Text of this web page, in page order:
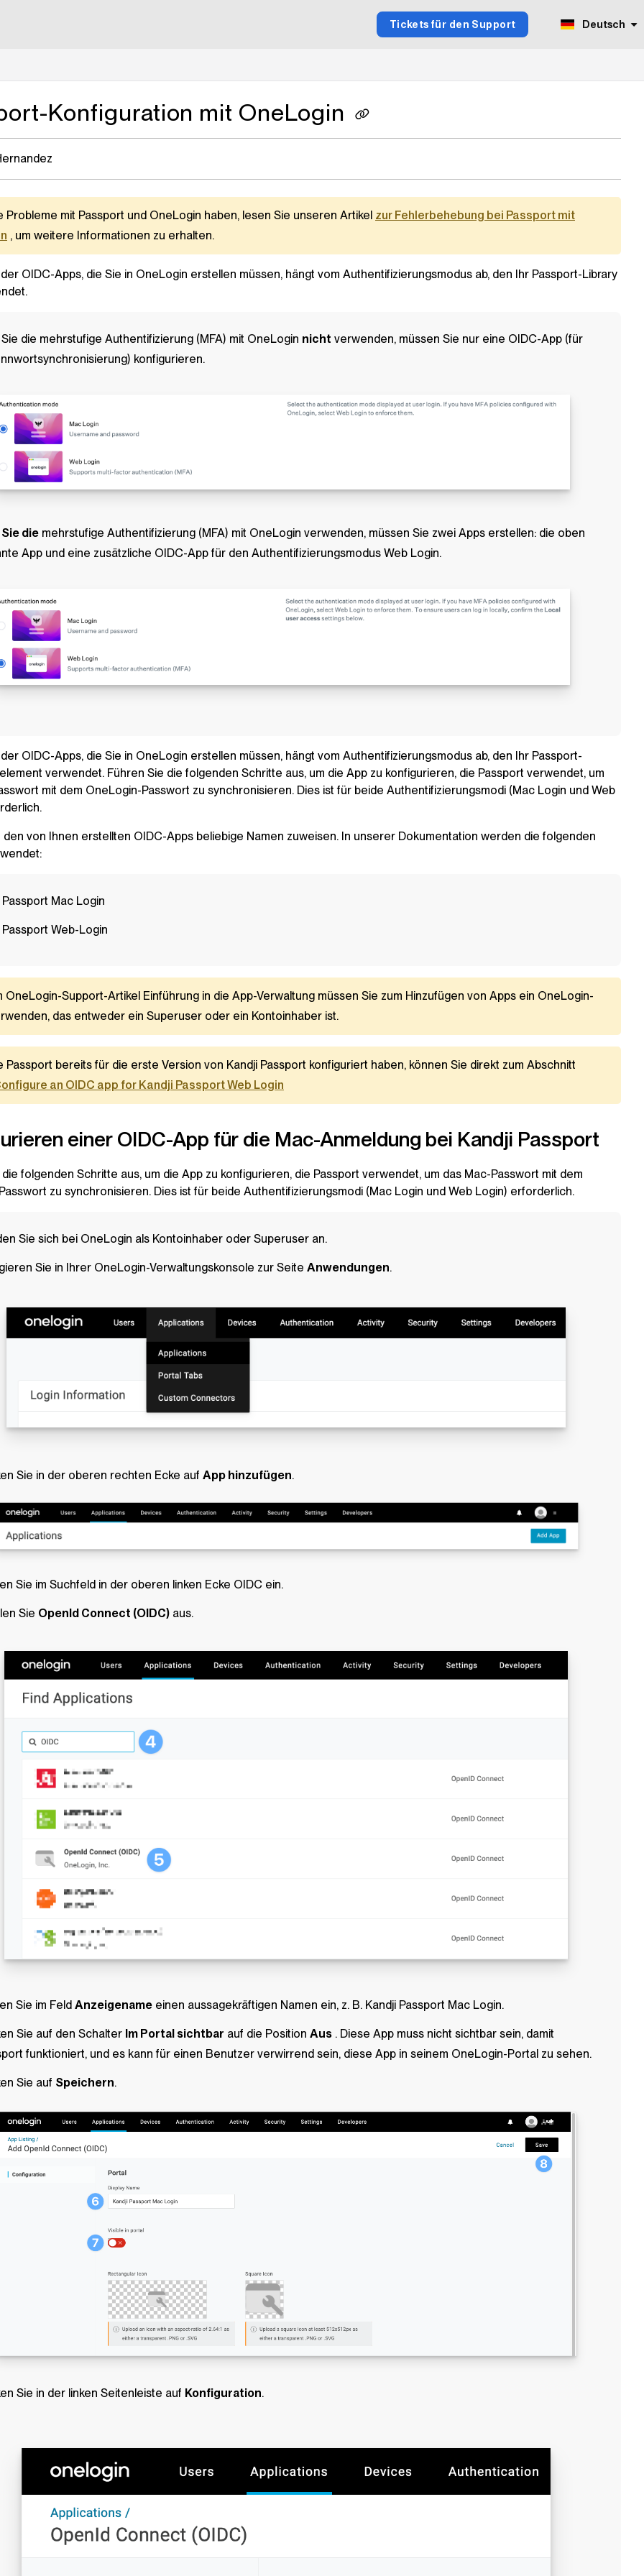
Tickets für den Support Deutsch
Konfiguration mit OneLogin
Probleme mit Passport und OneLogin haben, lesen Sie unseren Artikel zur Fehlerbehebung bei Passport mit
, um weitere Informationen zu erhalten.
OIDC-Apps, die Sie in OneLogin erstellen müssen, hängt vom Authentifizierungsmodus ab, den Ihr Passport-Library
die mehrstufige Authentifizierung (MFA) mit OneLogin nicht verwenden, müssen Sie nur eine OIDC-App (für
konfigurieren.
Sie die mehrstufige Authentifizierung (MFA) mit OneLogin verwenden, müssen Sie zwei Apps erstellen: die oben
App und eine zusätzliche OIDC-App für den Authentifizierungsmodus Web Login.
OIDC-Apps, die Sie in OneLogin erstellen müssen, hängt vom Authentifizierungsmodus ab, den Ihr Passport-
verwendet. Führen Sie die folgenden Schritte aus, um die App zu konfigurieren, die Passport verwendet, um
mit dem OneLogin-Passwort zu synchronisieren. Dies ist für beide Authentifizierungsmodi (Mac Login und Web
den von Ihnen erstellten OIDC-Apps beliebige Namen zuweisen. In unserer Dokumentation werden die folgenden
Passport Mac Login
Passport Web-Login
OneLogin-Support-Artikel Einführung in die App-Verwaltung müssen Sie zum Hinzufügen von Apps ein OneLogin-
das entweder ein Superuser oder ein Kontoinhaber ist.
Passport bereits für die erste Version von Kandji Passport konfiguriert haben, können Sie direkt zum Abschnitt
an OIDC app for Kandji Passport Web Login
einer OIDC-App für die Mac-Anmeldung bei Kandji Passport
folgenden Schritte aus, um die App zu konfigurieren, die Passport verwendet, um das Mac-Passwort mit dem
zu synchronisieren. Dies ist für beide Authentifizierungsmodi (Mac Login und Web Login) erforderlich.
Sie sich bei OneLogin als Kontoinhaber oder Superuser an.
Sie in Ihrer OneLogin-Verwaltungskonsole zur Seite Anwendungen.
Sie in der oberen rechten Ecke auf App hinzufügen.
Sie im Suchfeld in der oberen linken Ecke OIDC ein.
Sie OpenId Connect (OIDC) aus.
Sie im Feld Anzeigename einen aussagekräftigen Namen ein, z. B. Kandji Passport Mac Login.
Sie auf den Schalter Im Portal sichtbar auf die Position Aus . Diese App muss nicht sichtbar sein, damit
funktioniert, und es kann für einen Benutzer verwirrend sein, diese App in seinem OneLogin-Portal zu sehen.
Sie auf Speichern.
Sie in der linken Seitenleiste auf Konfiguration.